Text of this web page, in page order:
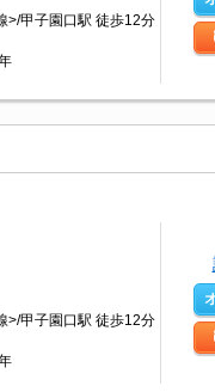
>/甲子園口駅 徒歩12分
>/甲子園口駅 徒歩12分